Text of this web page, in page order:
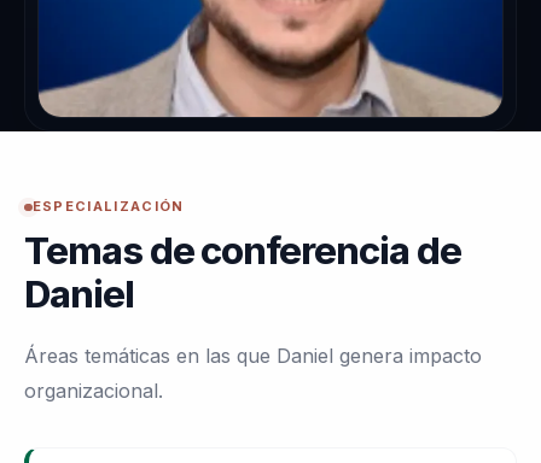
ESPECIALIZACIÓN
Temas de conferencia de
Daniel
Áreas temáticas en las que Daniel genera impacto
organizacional.